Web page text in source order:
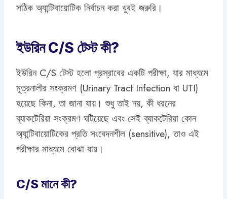
সঠিক অ্যান্টিবায়োটিক নির্বাচন করা খুবই জরুরি।
ইউরিন C/S টেস্ট কী?
ইউরিন C/S টেস্ট হলো প্রস্রাবের একটি পরীক্ষা, যার মাধ্যমে
মূত্রনালীর সংক্রমণ (Urinary Tract Infection বা UTI)
হয়েছে কিনা, তা জানা যায়। শুধু তাই নয়, কী ধরনের
ব্যাকটেরিয়া সংক্রমণ ঘটিয়েছে এবং সেই ব্যাকটেরিয়া কোন
অ্যান্টিবায়োটিকের প্রতি সংবেদনশীল (sensitive), তাও এই
পরীক্ষার মাধ্যমে বোঝা যায়।
C/S মানে কী?